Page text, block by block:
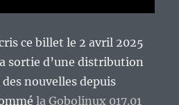
ce billet le 2 avril 2025
sortie d’une distribution
nouvelles depuis
la Gobolinux 017.01